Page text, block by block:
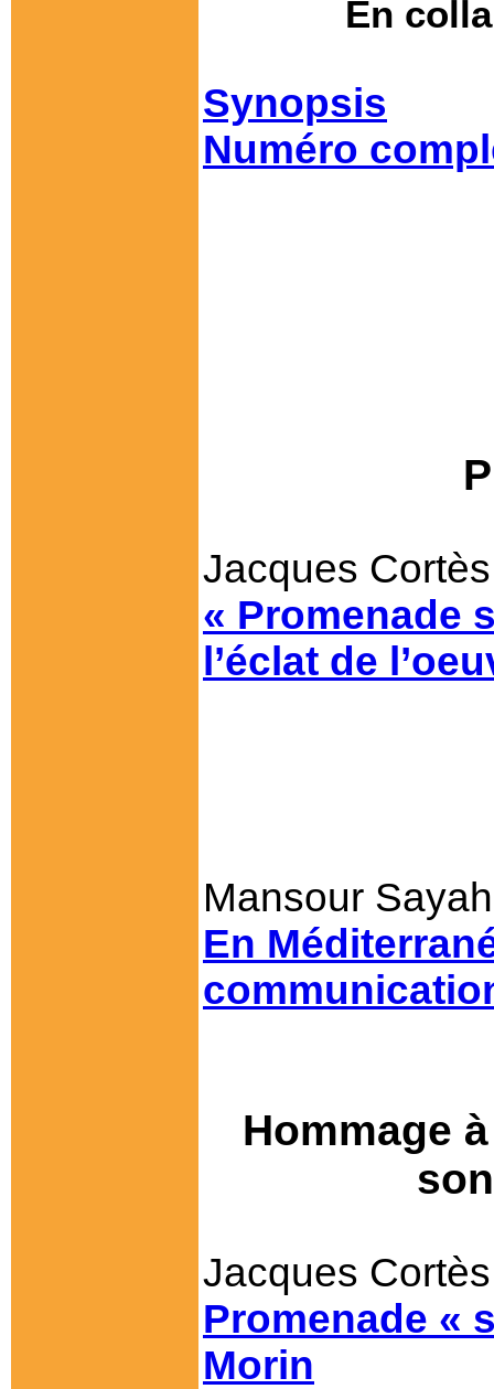
En
Synopsis
Numéro
Jacques Cortès
« Promenade
l’éclat de
Mansour
En
Hommage
Jacques Cortès
Promenade «
Morin